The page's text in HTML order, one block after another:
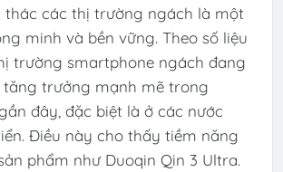
thác các thị trường ngách là một
minh và bền vững. Theo số liệu
trường smartphone ngách đang
tăng trưởng mạnh mẽ trong
đây, đặc biệt là ở các nước
Điều này cho thấy tiềm năng
phẩm như Duoqin Qin 3 Ultra.